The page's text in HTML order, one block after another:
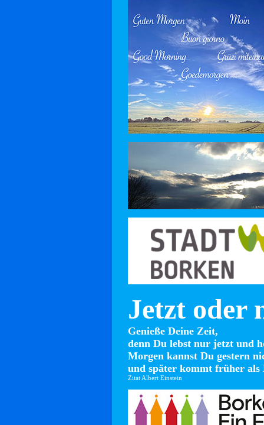
Jetzt oder
Genieße Deine Zeit,
denn Du lebst nur jetzt und
Morgen kannst Du gestern
und später kommt früher als
Zitat Albert Einstein